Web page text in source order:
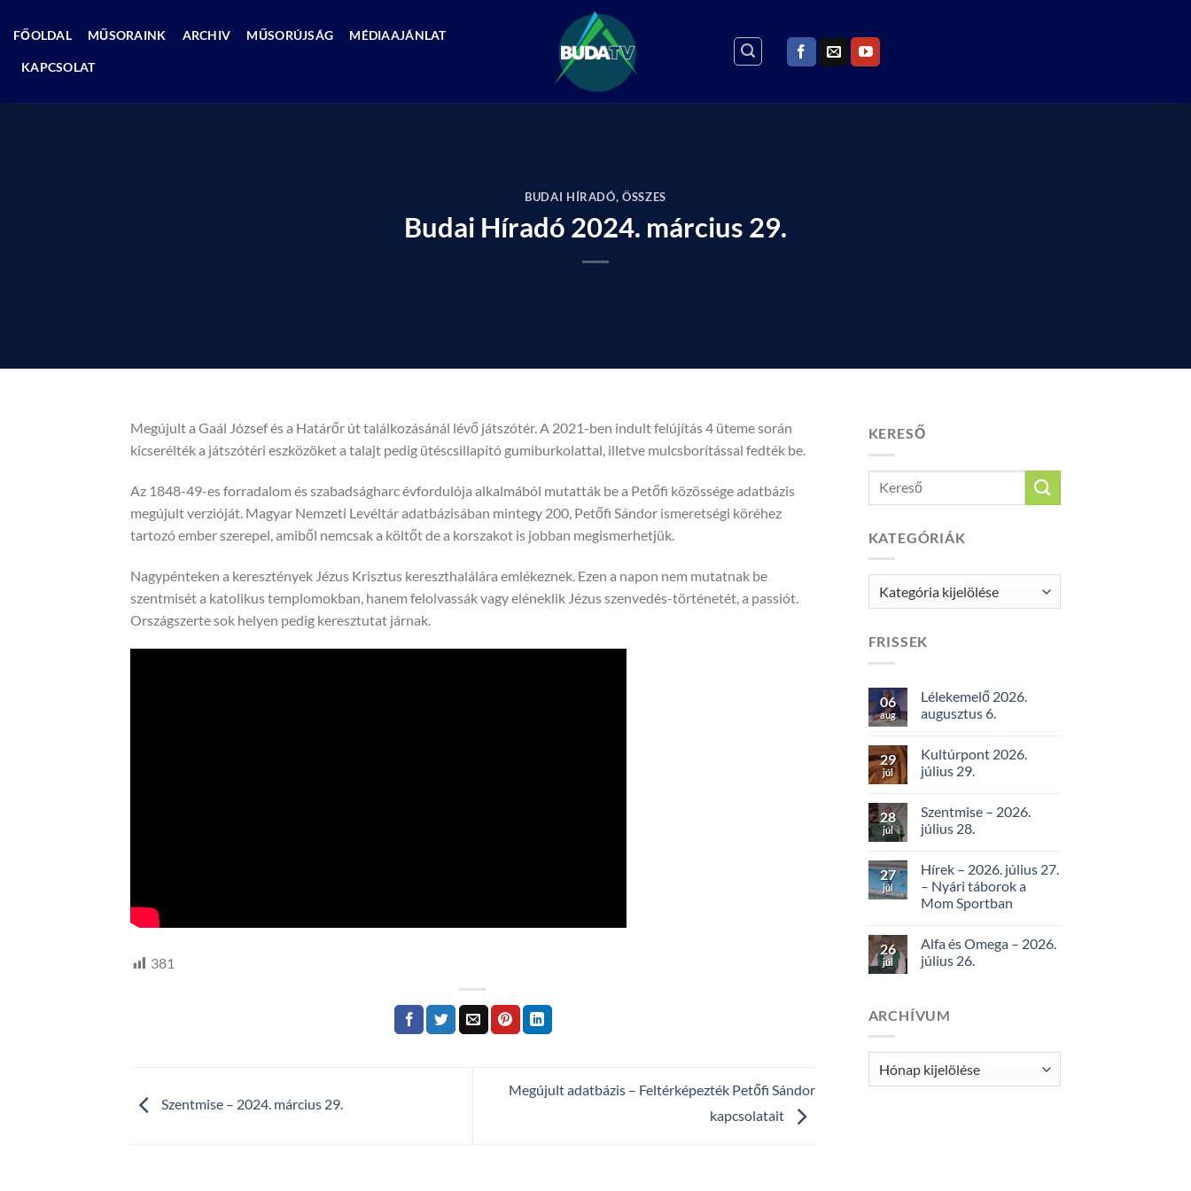
FŐOLDAL MŰSORAINK ARCHIV MŰSORÚJSÁG MÉDIAAJÁNLAT
KAPCSOLAT
BUDAI HÍRADÓ,ÖSSZES
Budai Híradó 2024. március 29.
Megújult a Gaál József és a Határőr út találkozásánál lévő játszótér. A 2021-ben indult felújítás 4 üteme során
kicserélték a játszótéri eszközöket a talajt pedig ütéscsillapító gumiburkolattal, illetve mulcsborítással fedték be.
Az 1848-49-es forradalom és szabadságharc évfordulója alkalmából mutatták be a Petőfi közössége adatbázis
megújult verzióját. Magyar Nemzeti Levéltár adatbázisában mintegy 200, Petőfi Sándor ismeretségi köréhez
tartozó ember szerepel, amiből nemcsak a költőt de a korszakot is jobban megismerhetjük.
Nagypénteken a keresztények Jézus Krisztus kereszthalálára emlékeznek. Ezen a napon nem mutatnak be
szentmisét a katolikus templomokban, hanem felolvassák vagy eléneklik Jézus szenvedés-történetét, a passiót.
Országszerte sok helyen pedig keresztutat járnak.
381
Szentmise – 2024. március 29.
Megújult adatbázis – Feltérképezték Petőfi Sándor
kapcsolatait
KERESŐ
KATEGÓRIÁK
Kategóriák
FRISSEK
06
aug
Lélekemelő 2026.
augusztus 6.
29
júl
Kultúrpont 2026.
július 29.
28
júl
Szentmise – 2026.
július 28.
27
júl
Hírek – 2026. július 27.
– Nyári táborok a
Mom Sportban
26
júl
Alfa és Omega – 2026.
július 26.
ARCHÍVUM
Archívum